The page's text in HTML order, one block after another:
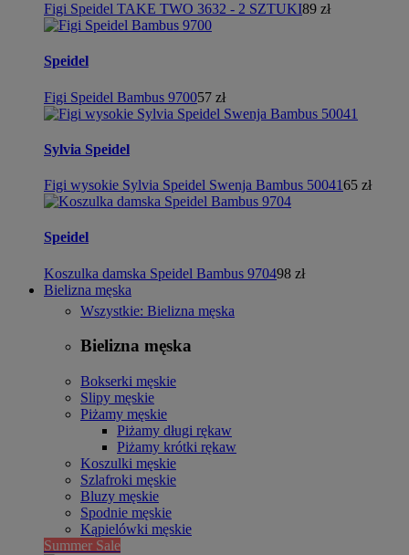
Figi Speidel TAKE TWO 3632 - 2 SZTUKI89 zł
Speidel
Figi Speidel Bambus 970057 zł
Sylvia Speidel
Figi wysokie Sylvia Speidel Swenja Bambus 5004165 zł
Speidel
Koszulka damska Speidel Bambus 970498 zł
Bielizna męska
Wszystkie: Bielizna męska
Bielizna męska
Bokserki męskie
Slipy męskie
Piżamy męskie
Piżamy długi rękaw
Piżamy krótki rękaw
Koszulki męskie
Szlafroki męskie
Bluzy męskie
Spodnie męskie
Kąpielówki męskie
Summer Sale